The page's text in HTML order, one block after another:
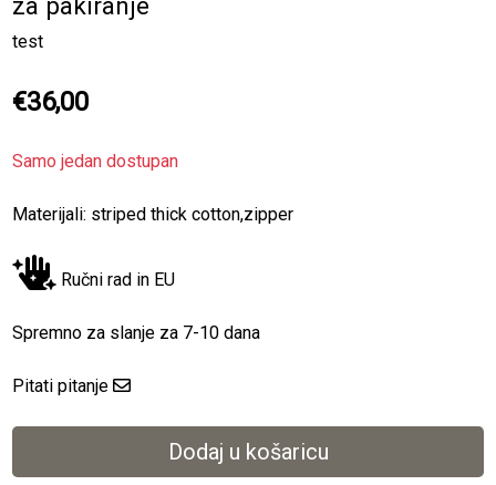
test
€36,00
Samo jedan dostupan
Materijali: striped thick cotton,zipper
Ručni rad in EU
Spremno za slanje za 7-10 dana
Pitati pitanje